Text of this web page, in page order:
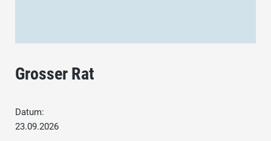
Grosser Rat
Datum:
23.09.2026